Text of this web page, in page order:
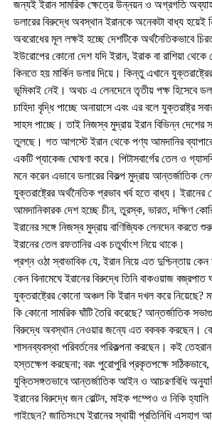
জন্যই ইরান সামরিক ক্ষেত্রে উন্নয়ন ও অগ্রগতি
ডলারের বিরুদ্ধে অবস্থান ইরানকে অনেকটা বাধ্য হয়েই
অবরোধের মূল লক্ষই হচ্ছে দেশটিকে অর্থনৈতিকভাবে
ইউরোপের কোনো দেশ যদি ইরান, ইরাক বা রাশিয়া
কিনতে হয় মার্কিন ডলার দিয়ে। কিন্তু এখানে
ভূমিকাই নেই। অথচ এ লেনদেনে তৃতীয় পক্ষ হিসেবে
চাহিদা বৃদ্ধি পাচ্ছে অনায়াসে এবং এর বলে যুক্তরাষ্ট্র
সাহস পাচ্ছে। তাই নিজস্ব মুদ্রায় ইরান বিভিন্ন দেশের
তুলছে। গত আগস্টে ইরান থেকে পণ্য আমদানির
একটি প্যাকেজ ঘোষণা করে। পিটাসবার্গের তেল ও
মনে করেন এভাবে ডলারের বিকল্প মুদ্রায় আন্তর্জাতিক
যুক্তরাষ্ট্রের অর্থনৈতিক প্রভাব খর্ব হতে বাধ্য।
আমদানিকারক দেশ হচ্ছে চীন, তুরস্ক, ভারত, দক্ষিণ
ইরানের সঙ্গে নিজস্ব মুদ্রায় বাণিজ্যিক লেনদেন করতে
ইরানের তেল রফতানির এক চতুর্থাংশ নিয়ে থাকে।
প্রশ্ন ওঠা স্বাভাবিক যে, ইরান নিয়ে এত দুশ্চিন্তায় কেন
কেন বিনামেঘে ইরানের বিরুদ্ধে তিনি বাকওয়াজ বজ্রপাত
যুক্তরাষ্ট্রের কোনো অঞ্চল কি ইরান দখল করে নিয়েছে?
কি কোনো সামরিক ঘাঁটি তৈরি করেছে? আন্তর্জাতিক
বিরুদ্ধে অবস্থান নেওয়ার জন্যে এত বকবক করছেন।
শাসনব্যবস্থা পরিবর্তনের পরিকল্পনা করছেন। কই
হস্তক্ষেপ করছেনা; বরং পুরোপুরি প্রকৃতপক্ষে সঠিকভাবে,
যুক্তিসঙ্গতভাবে আন্তর্জাতিক আইন ও আচরণবিধি
ইরানের বিরুদ্ধে জন বোল্টন, মাইক পম্পেও ও নিকি
গাইছেন? জাতিসংঘে ইরানের স্থায়ী প্রতিনিধি এসহাগ